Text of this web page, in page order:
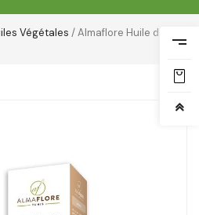
Végétales / Almaflore Huile d ail